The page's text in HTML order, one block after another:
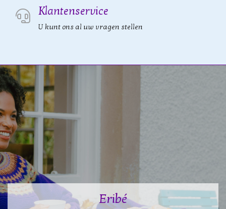
Klantenservice
U kunt ons al uw vragen stellen
Eribé